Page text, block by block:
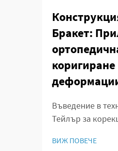
Бракет:
Въведение в
Тейлър за
в корекцията на
ВИЖ ПОВЕЧЕ